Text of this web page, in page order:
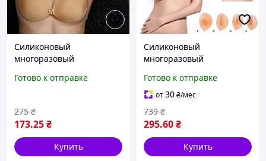
Силиконовый
многоразовый
бретелей бюст
лифчик на клейкой
основе бежевый
Готово к отправке
173.25₴
275 ₴
Купить
Силиконовый
многоразовый
бретелей бюст клейкий
на клейкой основе
невидимый лифчик
бежевый A
Готово к отправке
от30₴/мес
295.60₴
739 ₴
Купить